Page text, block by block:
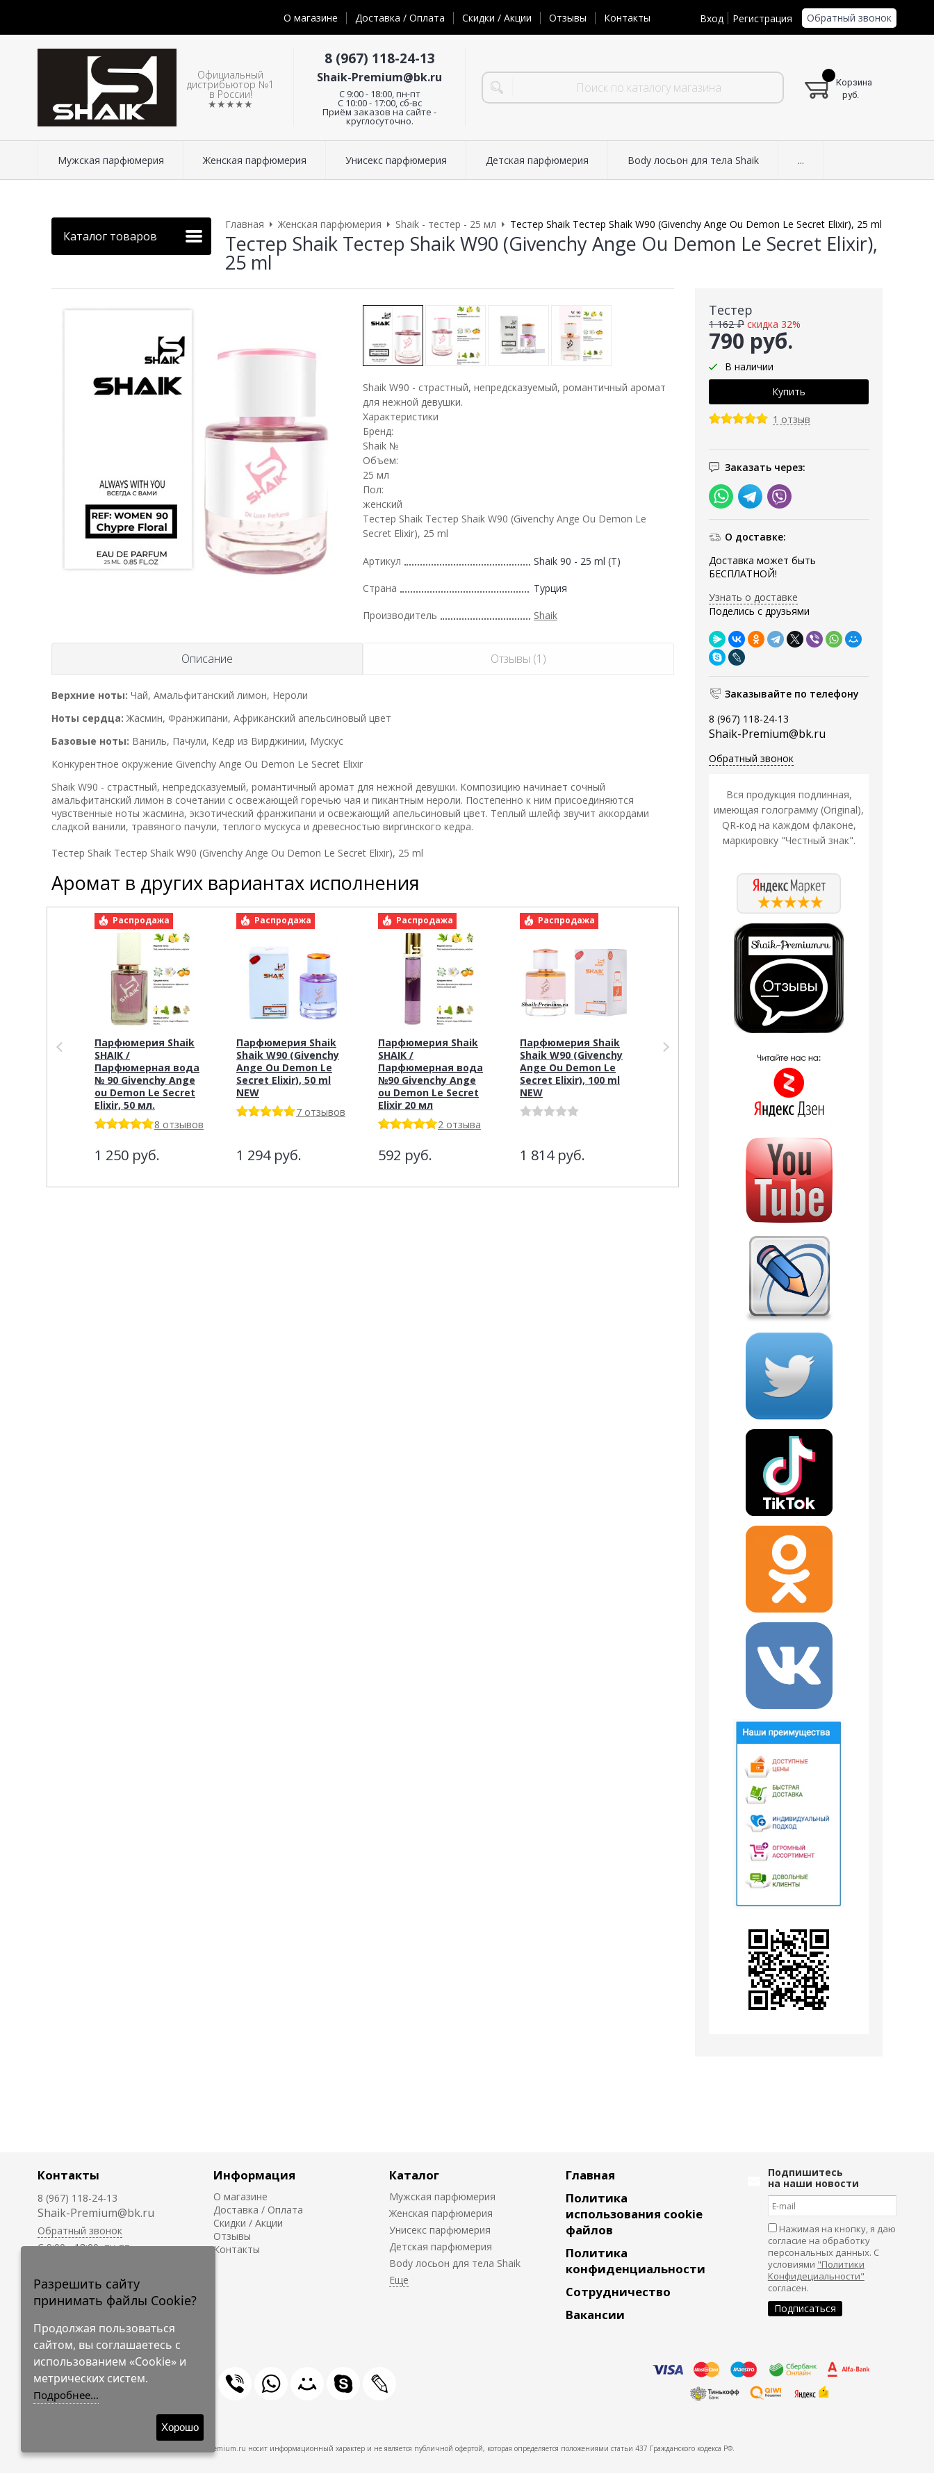
О магазине Доставка / Оплата Скидки / Акции Отзывы Контакты Вход Регистрация Обратный звонок
Официальный
дистрибьютор №1
в России!
★★★★★
8 (967) 118-24-13
Shaik-Premium@bk.ru
C 9:00 - 18:00, пн-пт
С 10:00 - 17:00, сб-вс
Приём заказов на сайте -
круглосуточно.
Корзина
руб.
Мужская парфюмерия Женская парфюмерия Унисекс парфюмерия Детская парфюмерия Body лосьон для тела Shaik ...
Каталог товаров
Главная Женская парфюмерия Shaik - тестер - 25 мл Тестер Shaik Тестер Shaik W90 (Givenchy Ange Ou Demon Le Secret Elixir), 25 ml
Тестер Shaik Тестер Shaik W90 (Givenchy Ange Ou Demon Le Secret Elixir),
25 ml
Тестер
790 руб.
1 162 ₽ скидка 32%
В наличии
1 отзыв
Заказать через:
О доставке:
Доставка может быть
БЕСПЛАТНОЙ!
Узнать о доставке
Поделись с друзьями
Заказывайте по телефону
8 (967) 118-24-13
Shaik-Premium@bk.ru
Обратный звонок
Вся продукция подлинная,
имеющая голограмму (Original),
QR-код на каждом флаконе,
маркировку "Честный знак".
Shaik W90 - страстный, непредсказуемый, романтичный аромат
для нежной девушки.
Характеристики
Бренд:
Shaik №
Объем:
25 мл
Пол:
женский
Тестер Shaik Тестер Shaik W90 (Givenchy Ange Ou Demon Le
Secret Elixir), 25 ml
Артикул Shaik 90 - 25 ml (T)
Страна Турция
Производитель Shaik
Описание Отзывы (1)
Верхние ноты: Чай, Амальфитанский лимон, Нероли
Ноты сердца: Жасмин, Франжипани, Африканский апельсиновый цвет
Базовые ноты: Ваниль, Пачули, Кедр из Вирджинии, Мускус
Конкурентное окружение Givenchy Ange Ou Demon Le Secret Elixir
Shaik W90 - страстный, непредсказуемый, романтичный аромат для нежной девушки. Композицию начинает сочный
амальфитанский лимон в сочетании с освежающей горечью чая и пикантным нероли. Постепенно к ним присоединяются
чувственные ноты жасмина, экзотический франжипани и освежающий апельсиновый цвет. Теплый шлейф звучит аккордами
сладкой ванили, травяного пачули, теплого мускуса и древесностью виргинского кедра.
Тестер Shaik Тестер Shaik W90 (Givenchy Ange Ou Demon Le Secret Elixir), 25 ml
Аромат в других вариантах исполнения
Распродажа
Парфюмерия Shaik
SHAIK /
Парфюмерная вода
№ 90 Givenchy Ange
ou Demon Le Secret
Elixir, 50 мл.
8 отзывов
1 250 руб.
Распродажа
Парфюмерия Shaik
Shaik W90 (Givenchy
Ange Ou Demon Le
Secret Elixir), 50 ml
NEW
7 отзывов
1 294 руб.
Распродажа
Парфюмерия Shaik
SHAIK /
Парфюмерная вода
№90 Givenchy Ange
ou Demon Le Secret
Elixir 20 мл
2 отзыва
592 руб.
Распродажа
Парфюмерия Shaik
Shaik W90 (Givenchy
Ange Ou Demon Le
Secret Elixir), 100 ml
NEW
1 814 руб.
Парфюмерия Shaik
SHAIK /
Silvana W397
Demon Le Secret
1 090
Контакты
8 (967) 118-24-13
Shaik-Premium@bk.ru
Обратный звонок
C 9:00 - 18:00, пн-пт
круглосуточно.
Информация
О магазине
Доставка / Оплата
Скидки / Акции
Отзывы
Контакты
Каталог
Мужская парфюмерия
Женская парфюмерия
Унисекс парфюмерия
Детская парфюмерия
Body лосьон для тела Shaik
Главная
Политика
использования cookie
файлов
Политика
конфиденциальности
Сотрудничество
Вакансии
Подпишитесь
на наши новости
Нажимая на кнопку, я даю
согласие на обработку
персональных данных. С
условиями "Политики
Конфидециальности"
согласен.
© 2009-2026 Shaik-Premium
Shaik-Premium.ru носит информационный характер и не является публичной офертой, которая определяется положениями статьи 437 Гражданского кодекса РФ.
Разрешить сайту
принимать файлы Cookie?
Продолжая пользоваться
сайтом, вы соглашаетесь с
использованием «Cookie» и
метрических систем.
Подробнее...
Хорошо